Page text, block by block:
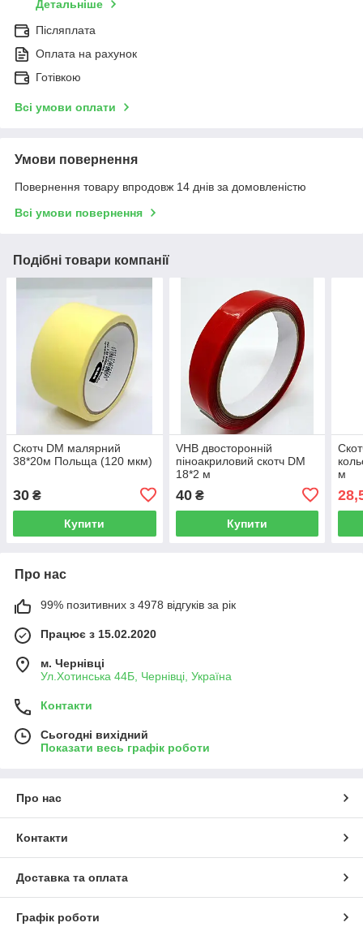
Детальніше
Післяплата
Оплата на рахунок
Готівкою
Всі умови оплати
Умови повернення
Повернення товару впродовж 14 днів за домовленістю
Всі умови повернення
Подібні товари компанії
Скотч DM малярний
38*20м Польща (120 мкм)
30 ₴
Купити
VHB двосторонній
піноакриловий скотч DM
18*2 м
40₴
Купити
м
Про нас
99% позитивних з 4978 відгуків за рік
Працює з 15.02.2020
м. Чернівці
Ул.Хотинська 44Б, Чернівці, Україна
Контакти
Сьогодні вихідний
Показати весь графік роботи
Про нас
Контакти
Доставка та оплата
Графік роботи